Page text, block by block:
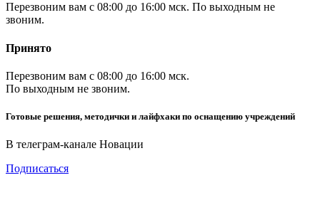
Перезвоним вам с 08:00 до 16:00 мск. По выходным не
звоним.
Принято
Перезвоним вам с 08:00 до 16:00 мск.
По выходным не звоним.
Готовые решения, методички и лайфхаки по оснащению учреждений
В телеграм-канале Новации
Подписаться